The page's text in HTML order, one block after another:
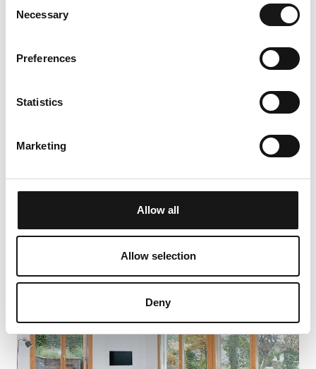
Selection
Necessary
Preferences
Statistics
Marketing
Allow all
Allow selection
Deny
Aurora:ab 60,00 CHF